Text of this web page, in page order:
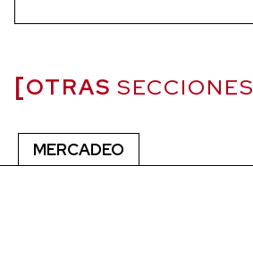
OTRAS SECCIONES
MERCADEO